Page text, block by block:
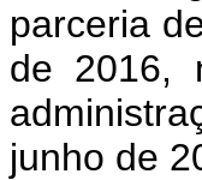
parceria
de 2016,
junho de